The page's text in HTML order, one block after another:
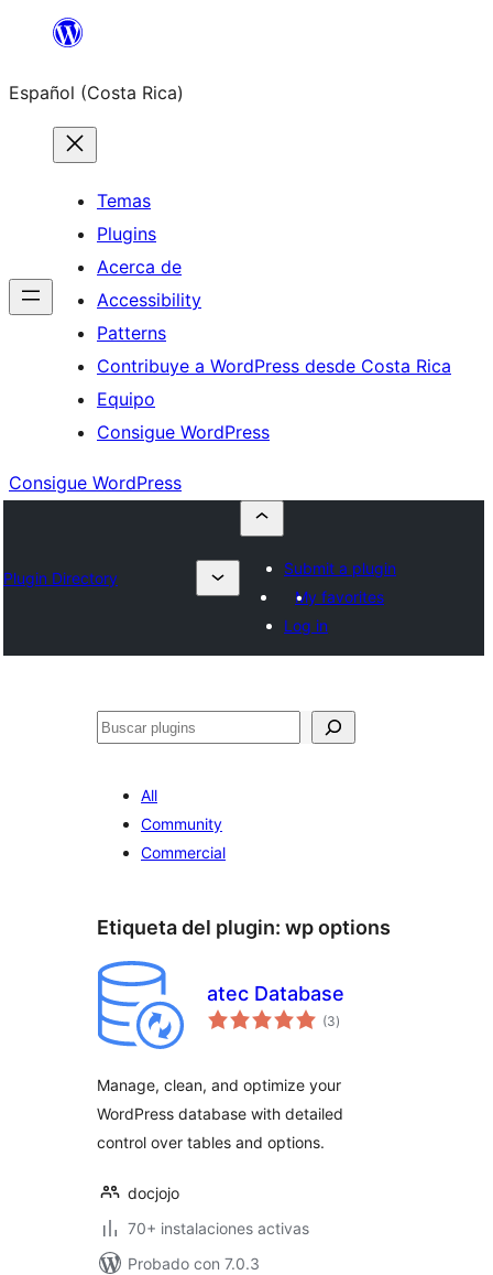
Saltar
contenido
Español (Costa Rica)
Temas
Plugins
Acerca de
Accessibility
Patterns
Contribuye a WordPress desde Costa Rica
Equipo
Consigue WordPress
Consigue WordPress
Plugin Directory
Submit a plugin
My favorites
Log in
Buscar
All
Community
Commercial
Etiqueta del plugin: wp options
atec Database
(3total
de
)
Manage, clean, and optimize your
WordPress database with detailed
control over tables and options.
docjojo
70+ instalaciones activas
Probado con 7.0.3